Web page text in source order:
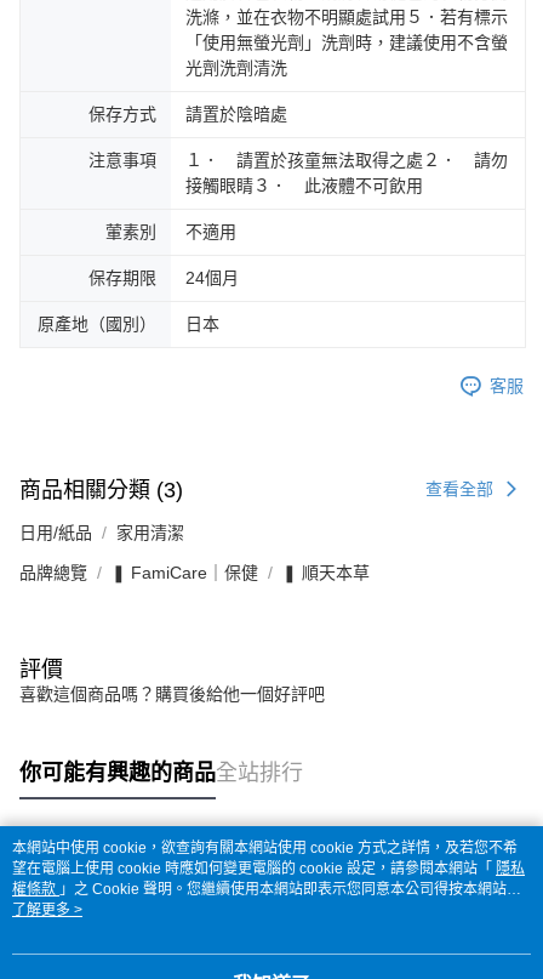
洗滌，並在衣物不明顯處試用５．若有標示
「使用無螢光劑」洗劑時，建議使用不含螢
光劑洗劑清洗
保存方式 請置於陰暗處
注意事項
１． 請置於孩童無法取得之處２． 請勿
接觸眼睛３． 此液體不可飲用
葷素別 不適用
保存期限 24個月
原產地（國別） 日本
客服
商品相關分類 (3) 查看全部
日用/紙品 家用清潔
品牌總覽 ❚ FamiCare｜保健 ❚ 順天本草
評價
喜歡這個商品嗎？購買後給他一個好評吧
你可能有興趣的商品全站排行
熱門標籤
本網站中使用 cookie，欲查詢有關本網站使用 cookie 方式之詳情，及若您不希
望在電腦上使用 cookie 時應如何變更電腦的 cookie 設定，請參閱本網站「 隱私
權條款 」之 Cookie 聲明。您繼續使用本網站即表示您同意本公司得按本網站使
用條款之 Cookie 聲明使用 cookie。
了解更多 >